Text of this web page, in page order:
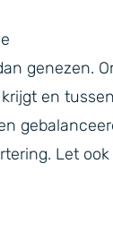
genezen.
en
Let